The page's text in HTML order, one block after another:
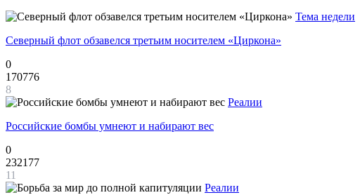
Тема недели
Северный флот обзавелся третьим носителем «Циркона»
0
170776
8
Реалии
Российские бомбы умнеют и набирают вес
0
232177
11
Реалии